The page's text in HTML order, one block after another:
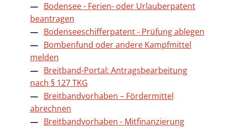
Bodensee - Ferien- oder Urlauberpatent
beantragen
Bodenseeschifferpatent - Prüfung ablegen
Bombenfund oder andere Kampfmittel
melden
Breitband-Portal: Antragsbearbeitung
nach § 127 TKG
Breitbandvorhaben – Fördermittel
abrechnen
Breitbandvorhaben - Mitfinanzierung